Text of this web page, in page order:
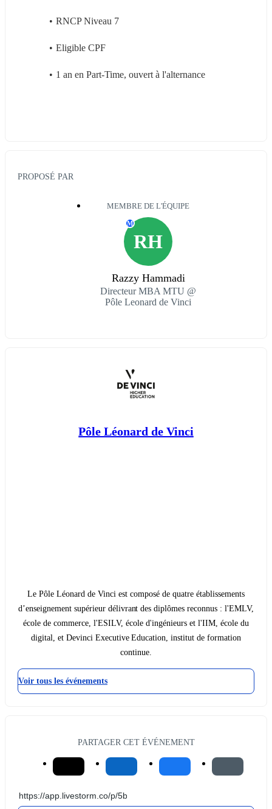
RNCP Niveau 7
Eligible CPF
1 an en Part-Time, ouvert à l'alternance
PROPOSÉ PAR
MEMBRE DE L'ÉQUIPE
RH
M
Razzy Hammadi
Directeur MBA MTU @
Pôle Leonard de Vinci
Pôle Léonard de Vinci
Le Pôle Léonard de Vinci est composé de quatre établissements
d’enseignement supérieur délivrant des diplômes reconnus : l'EMLV,
école de commerce, l'ESILV, école d'ingénieurs et l'IIM, école du
digital, et Devinci Executive Education, institut de formation
continue.
Voir tous les événements
PARTAGER CET ÉVÉNEMENT